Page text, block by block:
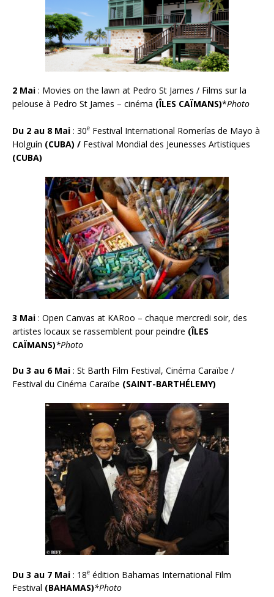
2 Mai : Movies on the lawn at Pedro St James / Films sur la
pelouse à Pedro St James – cinéma (ÎLES CAÏMANS)*Photo
Du 2 au 8 Mai : 30e Festival International Romerías de Mayo à
Holguín (CUBA) / Festival Mondial des Jeunesses Artistiques
(CUBA)
3 Mai : Open Canvas at KARoo – chaque mercredi soir, des
artistes locaux se rassemblent pour peindre (ÎLES
CAÏMANS)*Photo
Du 3 au 6 Mai : St Barth Film Festival, Cinéma Caraïbe /
Festival du Cinéma Caraïbe (SAINT-BARTHÉLEMY)
Du 3 au 7 Mai : 18e édition Bahamas International Film
Festival (BAHAMAS)*Photo